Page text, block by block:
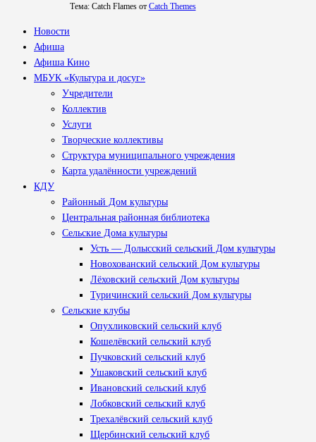
Тема: Catch Flames от Catch Themes
Новости
Афиша
Афиша Кино
МБУК «Культура и досуг»
Учредители
Коллектив
Услуги
Творческие коллективы
Структура муниципального учреждения
Карта удалённости учреждений
КДУ
Районный Дом культуры
Центральная районная библиотека
Сельские Дома культуры
Усть — Долысский сельский Дом культуры
Новохованский сельский Дом культуры
Лёховский сельский Дом культуры
Туричинский сельский Дом культуры
Сельские клубы
Опухликовский сельский клуб
Кошелёвский сельский клуб
Пучковский сельский клуб
Ушаковский сельский клуб
Ивановский сельский клуб
Лобковский сельский клуб
Трехалёвский сельский клуб
Щербинский сельский клуб